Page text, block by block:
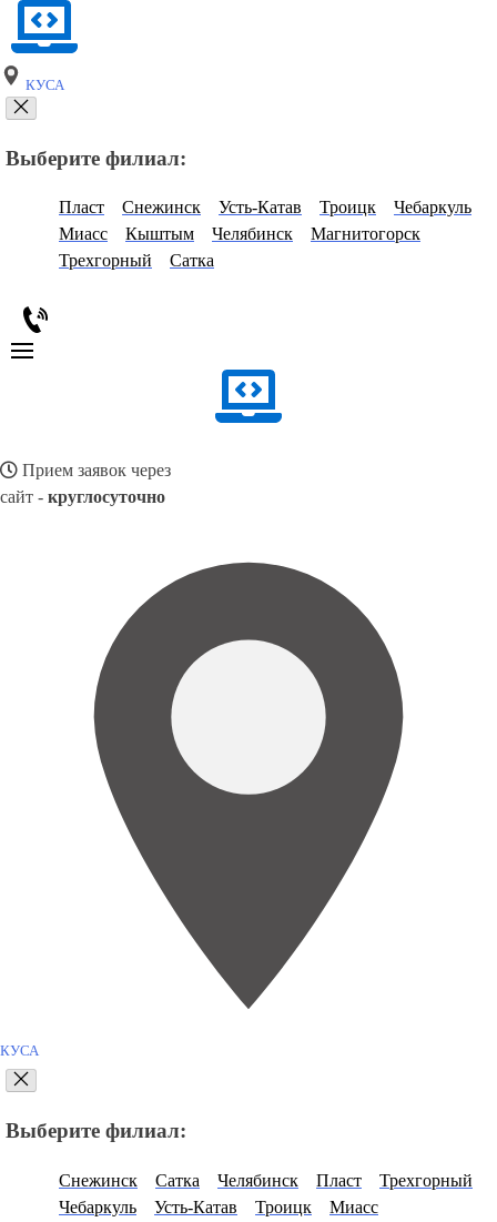
КУСА
Выберите филиал:
Пласт Снежинск Усть-Катав Троицк
Чебаркуль
Миасс
Кыштым Челябинск
Магнитогорск
Трехгорный
Сатка
Прием заявок через
сайт - круглосуточно
КУСА
Выберите филиал:
Снежинск Сатка Челябинск Пласт
Трехгорный
Чебаркуль
Усть-Катав Троицк
Миасс